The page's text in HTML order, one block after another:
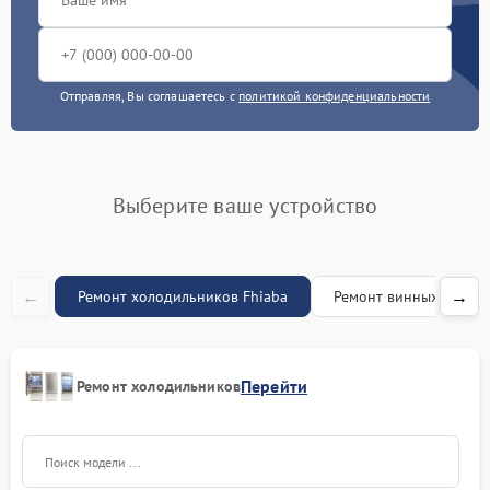
Ремонт/замена датчика
температуры
650 рублей
Отправляя, Вы соглашаетесь с политикой конфиденциальности
Выберите ваше устройство
← Ремонт холодильников Fhiaba Ремонт винных →
Ремонт холодильниковПерейти